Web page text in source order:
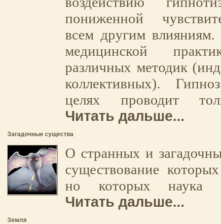
пониженной
всем другим влияниям.
медицинской
различных методик
коллективных).
целях проводит
Читать дальше...
Загадочные существа
О странных и
существование
но которых наука
Читать дальше...
Земля